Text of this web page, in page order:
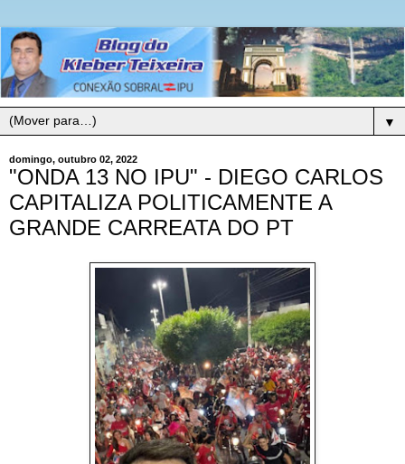
▼
domingo, outubro 02, 2022
"ONDA 13 NO IPU" - DIEGO CARLOS
CAPITALIZA POLITICAMENTE A
GRANDE CARREATA DO PT